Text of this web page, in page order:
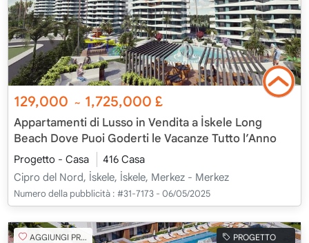
129,000 ~ 1,725,000£
Appartamenti di Lusso in Vendita a İskele Long
Beach Dove Puoi Goderti le Vacanze Tutto l’Anno
Progetto - Casa
416 Casa
Cipro del Nord, İskele, İskele, Merkez - Merkez
Numero della pubblicità : #31-7173 - 06/05/2025
AGGIUNGI PREFERITO PROGETTO